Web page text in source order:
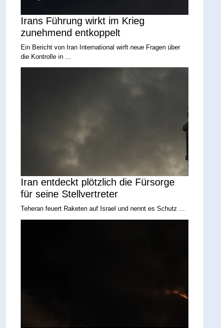
Irans Führung wirkt im Krieg
zunehmend entkoppelt
Ein Bericht von Iran International wirft neue Fragen über
die Kontrolle in ...
Iran entdeckt plötzlich die Fürsorge
für seine Stellvertreter
Teheran feuert Raketen auf Israel und nennt es Schutz ...